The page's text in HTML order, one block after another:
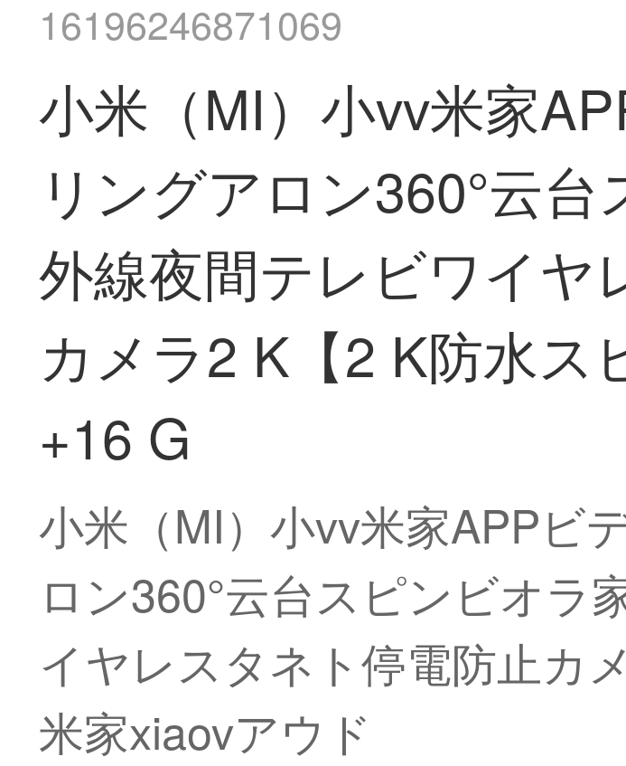
16196246871069
小米（MI）小vv米家
リングアロン360°云
外線夜間テレビワイヤ
カメラ2 K【2 K防水ス
+16 G
小米（MI）小vv米家APPビ
ロン360°云台スピンビオラ
イヤレスタネト停電防止カ
米家xiaovアウド